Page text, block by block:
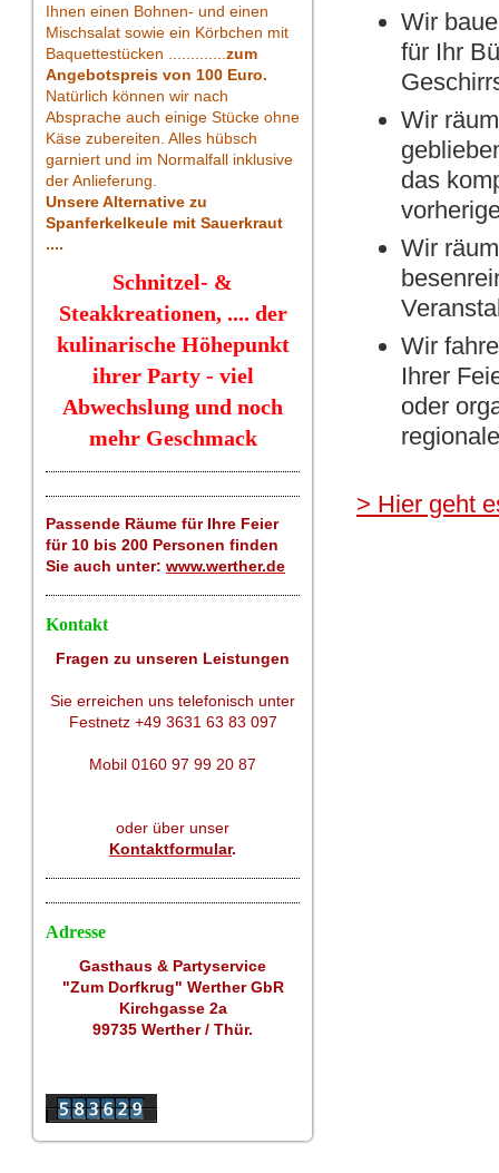
Ihnen einen Bohnen- und einen
Mischsalat sowie ein Körbchen mit
Baquettestücken ............. zum
Angebotspreis von 100 Euro.
Natürlich können wir nach
Absprache auch einige Stücke ohne
Käse zubereiten. Alles hübsch
garniert und im Normalfall inklusive
der Anlieferung.
Unsere Alternative zu
Spanferkelkeule mit Sauerkraut
....
Schnitzel- &
Steakkreationen, .... der
kulinarische Höhepunkt
ihrer Party - viel
Abwechslung und noch
mehr Geschmack
Passende Räume für Ihre Feier
für 10 bis 200 Personen finden
Sie auch unter: www.werther.de
Kontakt
Fragen zu unseren Leistungen
Sie erreichen uns telefonisch unter
Festnetz +49 3631 63 83 097
Mobil 0160 97 99 20 87
oder über unser
Kontaktformular.
Adresse
Gasthaus & Partyservice
"Zum Dorfkrug" Werther GbR
Kirchgasse 2a
99735 Werther / Thür.
Wir
für Ihr
Wir
das
Wir
Wir
Ihrer
oder
> Hier geht